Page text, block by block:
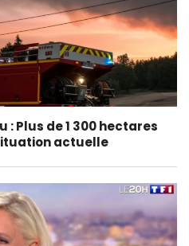
Plus de 1 300 hectares
actuelle